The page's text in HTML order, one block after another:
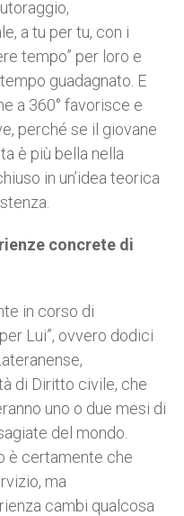
a tu per tu, con i
tempo” per loro e
guadagnato. E
a 360° favorisce e
perché se il giovane
è più bella nella
in un’idea teorica
concrete di
in corso di
Lui”, ovvero dodici
di Diritto civile, che
uno o due mesi di
del mondo.
è certamente che
ma
cambi qualcosa